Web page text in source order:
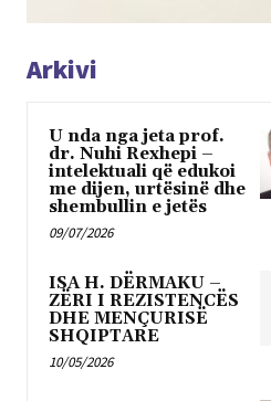
Arkivi
U nda nga jeta prof.
dr. Nuhi Rexhepi –
intelektuali që edukoi
me dijen, urtësinë dhe
shembullin e jetës
09/07/2026
ISA H. DËRMAKU –
ZËRI I REZISTENCËS
DHE MENÇURISË
SHQIPTARE
10/05/2026